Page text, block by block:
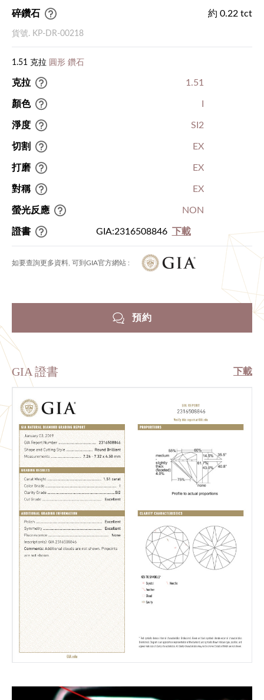
碎鑽石 約 0.22 tct
貨號. KP-DR-00218
1.51 克拉 圓形 鑽石
克拉 1.51
顏色
淨度 SI2
切割 EX
打磨 EX
對稱 EX
螢光反應 NON
證書 GIA:2316508846 下載
如要查詢更多資料, 可到GIA官方網站 :
預約
GIA 證書 下載